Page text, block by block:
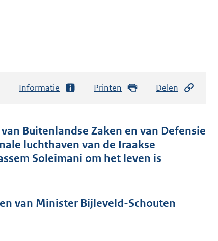
Informatie Printen Delen
Buitenlandse Zaken en van Defensie
luchthaven van de Iraakse
Soleimani om het leven is
van Minister Bijleveld-Schouten